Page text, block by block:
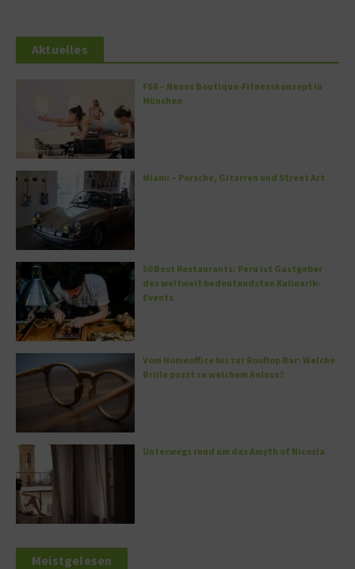
Aktuelles
FS8 – Neues Boutique-Fitnesskonzept in
München
Miami – Porsche, Gitarren und Street Art
50 Best Restaurants: Peru ist Gastgeber
des weltweit bedeutendsten Kulinarik-
Events
Vom Homeoffice bis zur Rooftop Bar: Welche
Brille passt zu welchem Anlass?
Unterwegs rund um das Amyth of Nicosia
Meistgelesen